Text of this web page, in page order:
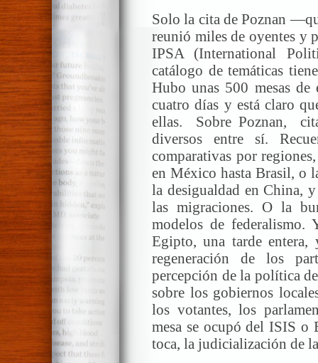
Solo la cita de Poznan
reunió miles de oyentes y
IPSA (International
catálogo de temáticas
Hubo unas 500 mesas
cuatro días y está claro
ellas. Sobre Poznan,
diversos entre sí.
comparativas por
en México hasta Brasil, o
la desigualdad en China,
las migraciones. O la
modelos de federalismo.
Egipto, una tarde entera,
regeneración de los
percepción de la política
sobre los gobiernos
los votantes, los
mesa se ocupó del ISIS o
toca, la judicialización de